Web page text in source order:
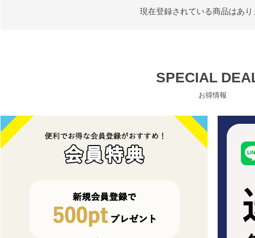
現在登録されている商品はあり
SPECIAL
お得情報